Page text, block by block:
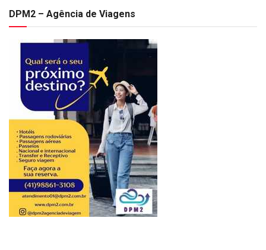
DPM2 – Agência de Viagens